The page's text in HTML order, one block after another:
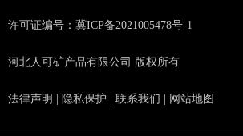
法律声明 隐私保护 联系我们 网站地图
河北人可矿产品有限公司 版权所有
许可证编号：冀ICP备2021005478号-1